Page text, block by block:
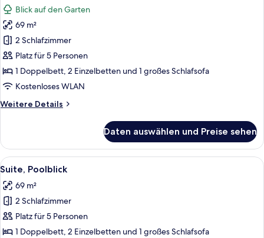
für
Suite,
Gartenblick
anzeigen
Blick auf den Garten
69 m²
2 Schlafzimmer
Platz für 5 Personen
1 Doppelbett, 2 Einzelbetten und 1 großes Schlafsofa
Kostenloses WLAN
Weitere Details
Weitere
Gartenblick
Daten auswählen und Preise sehen
Alle
Fotos
für
Suite,
Poolblick
anzeigen
Ein modernes Wohnzimmer mit
36
Suite, Poolblick
69 m²
2 Schlafzimmer
Platz für 5 Personen
1 Doppelbett, 2 Einzelbetten und 1 großes Schlafsofa